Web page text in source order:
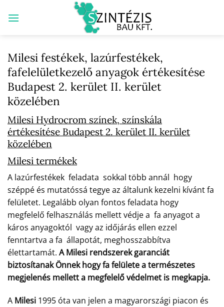
Milesi festékek, lazúrfestékek,
fafelelületkezelő anyagok értékesítése
Budapest 2. kerület II. kerület
közelében
Milesi Hydrocrom színek, színskála
értékesítése Budapest 2. kerület II. kerület
közelében
Milesi termékek
A lazúrfestékek feladata sokkal több annál hogy
széppé és mutatóssá tegye az általunk kezelni kívánt fa
felületet. Legalább olyan fontos feladata hogy
megfelelő felhasználás mellett védje a fa anyagot a
káros anyagoktól vagy az időjárás ellen ezzel
fenntartva a fa állapotát, meghosszabbítva
élettartamát. A Milesi rendszerek garanciát
biztosítanak Önnek hogy fa felülete a természetes
megjelenés mellett a megfelelő védelmet is megkapja.
A Milesi 1995 óta van jelen a magyarországi piacon és